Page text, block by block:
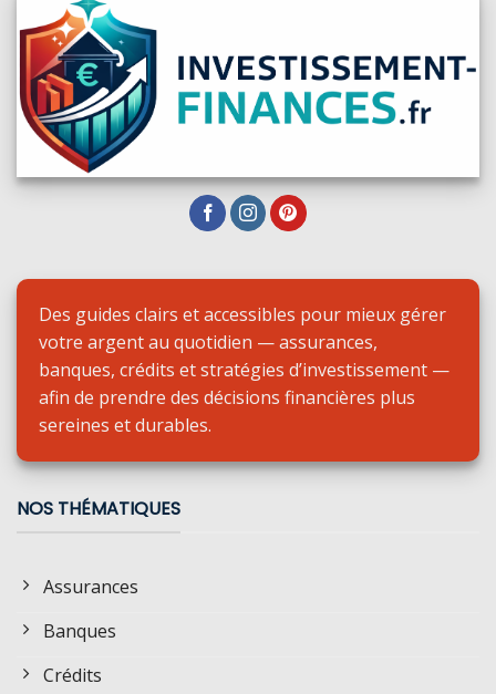
Des guides clairs et accessibles pour mieux gérer
votre argent au quotidien — assurances,
banques, crédits et stratégies d’investissement —
afin de prendre des décisions financières plus
sereines et durables.
NOS THÉMATIQUES
Assurances
Banques
Crédits